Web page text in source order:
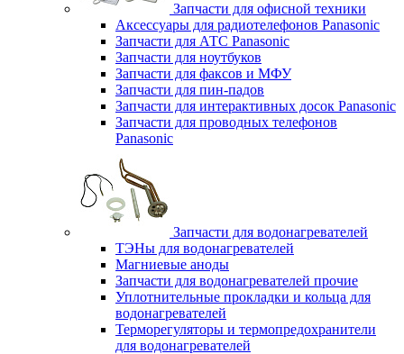
Запчасти для офисной техники
Аксессуары для радиотелефонов Panasonic
Запчасти для АТС Panasonic
Запчасти для ноутбуков
Запчасти для факсов и МФУ
Запчасти для пин-падов
Запчасти для интерактивных досок Panasonic
Запчасти для проводных телефонов
Panasonic
Запчасти для водонагревателей
ТЭНы для водонагревателей
Магниевые аноды
Запчасти для водонагревателей прочие
Уплотнительные прокладки и кольца для
водонагревателей
Терморегуляторы и термопредохранители
для водонагревателей